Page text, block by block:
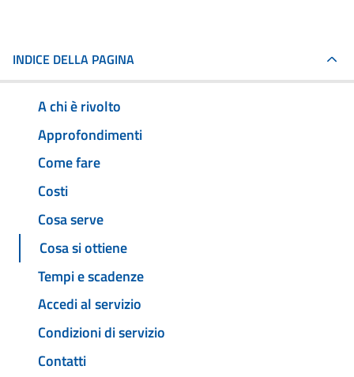
INDICE DELLA PAGINA
A chi è rivolto
Approfondimenti
Come fare
Costi
Cosa serve
Cosa si ottiene
Tempi e scadenze
Accedi al servizio
Condizioni di servizio
Contatti